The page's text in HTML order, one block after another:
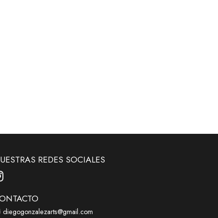
REDES SOCIALES
diegogonzalezarts@gmail.com